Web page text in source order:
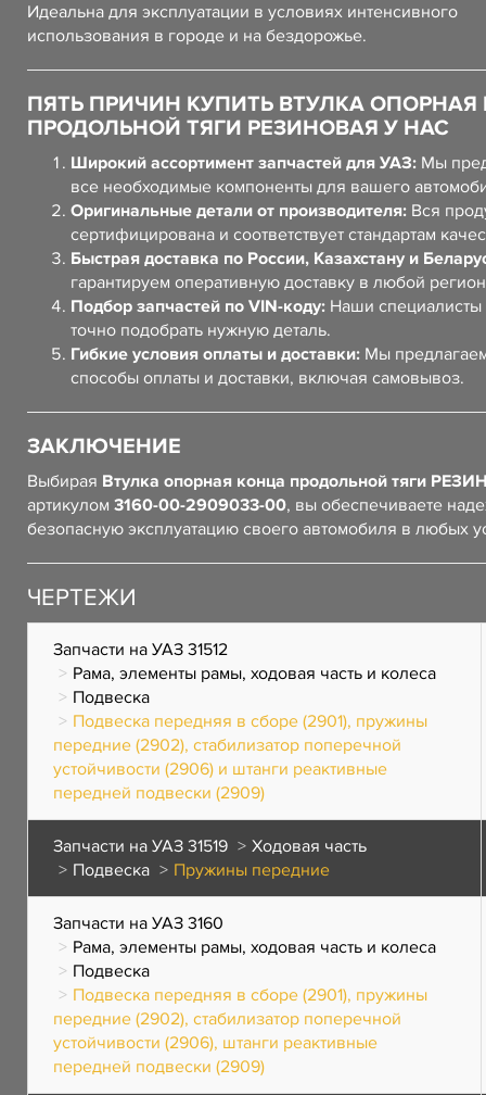
Идеальна для эксплуатации в условиях интенсивного
использования в городе и на бездорожье.
ПЯТЬ ПРИЧИН КУПИТЬ ВТУЛКА ОПОРНАЯ
ПРОДОЛЬНОЙ ТЯГИ РЕЗИНОВАЯ У НАС
Широкий ассортимент запчастей для УАЗ: Мы
все необходимые компоненты для вашего
Оригинальные детали от производителя: Вся
сертифицирована и соответствует стандартам
Быстрая доставка по России, Казахстану и
гарантируем оперативную доставку в любой
Подбор запчастей по VIN-коду: Наши специалисты
точно подобрать нужную деталь.
Гибкие условия оплаты и доставки: Мы
способы оплаты и доставки, включая самовывоз.
ЗАКЛЮЧЕНИЕ
Выбирая Втулка опорная конца продольной тяги
артикулом 3160-00-2909033-00, вы обеспечиваете
безопасную эксплуатацию своего автомобиля в любых
ЧЕРТЕЖИ
Запчасти на УАЗ 31512
Рама, элементы рамы, ходовая часть и колеса
Подвеска
Подвеска передняя в сборе (2901), пружины
передние (2902), стабилизатор поперечной
устойчивости (2906) и штанги реактивные
передней подвески (2909)
Запчасти на УАЗ 31519
Ходовая часть
Подвеска
Пружины передние
Запчасти на УАЗ 3160
Рама, элементы рамы, ходовая часть и колеса
Подвеска
Подвеска передняя в сборе (2901), пружины
передние (2902), стабилизатор поперечной
устойчивости (2906), штанги реактивные
передней подвески (2909)